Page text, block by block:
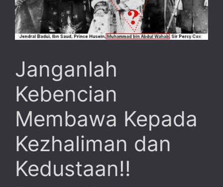
Janganlah
Kebencian
Membawa Kepada
Kezhaliman dan
Kedustaan!!